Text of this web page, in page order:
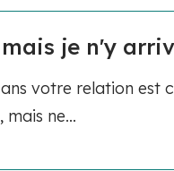
je n'y
votre relation est
ne...